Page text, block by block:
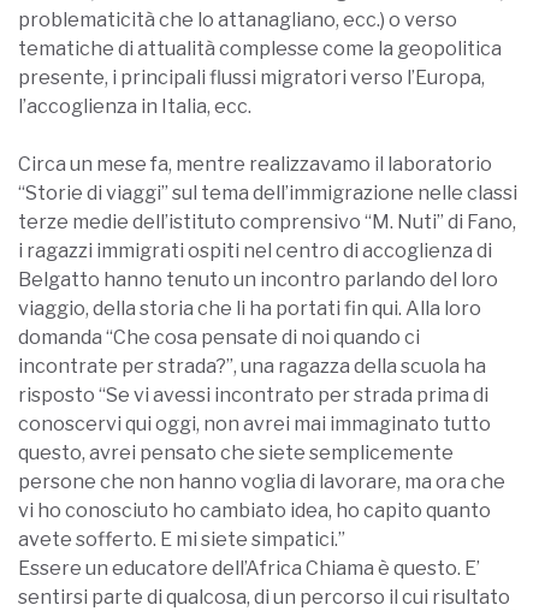
problematicità che lo attanagliano, ecc.) o verso
tematiche di attualità complesse come la geopolitica
presente, i principali flussi migratori verso l’Europa,
l’accoglienza in Italia, ecc.
Circa un mese fa, mentre realizzavamo il laboratorio
“Storie di viaggi” sul tema dell’immigrazione nelle classi
terze medie dell’istituto comprensivo “M. Nuti” di Fano,
i ragazzi immigrati ospiti nel centro di accoglienza di
Belgatto hanno tenuto un incontro parlando del loro
viaggio, della storia che li ha portati fin qui. Alla loro
domanda “Che cosa pensate di noi quando ci
incontrate per strada?”, una ragazza della scuola ha
risposto “Se vi avessi incontrato per strada prima di
conoscervi qui oggi, non avrei mai immaginato tutto
questo, avrei pensato che siete semplicemente
persone che non hanno voglia di lavorare, ma ora che
vi ho conosciuto ho cambiato idea, ho capito quanto
avete sofferto. E mi siete simpatici.”
Essere un educatore dell’Africa Chiama è questo. E’
sentirsi parte di qualcosa, di un percorso il cui risultato